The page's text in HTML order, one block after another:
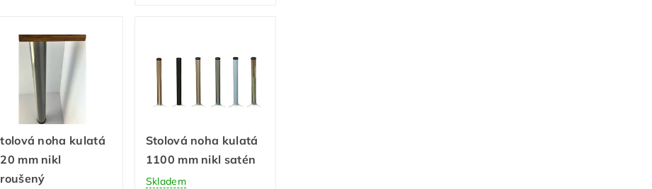
noha kulatá
mm nikl
Stolová noha kulatá
1100 mm nikl satén
Skladem